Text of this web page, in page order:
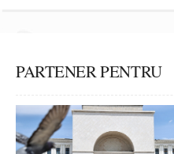
PARTENER PENTRU